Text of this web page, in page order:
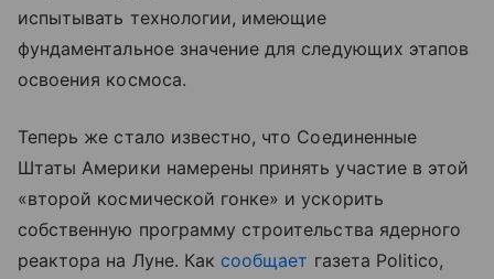
испытывать технологии, имеющие
фундаментальное значение для следующих этапов
освоения космоса.
Теперь же стало известно, что Соединенные
Штаты Америки намерены принять участие в этой
«второй космической гонке» и ускорить
собственную программу строительства ядерного
реактора на Луне. Как сообщает газета Politico,